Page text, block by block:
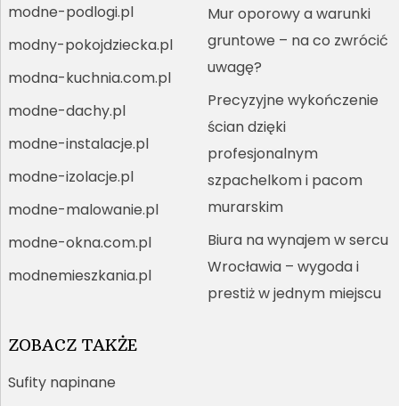
modne-podlogi.pl
modny-pokojdziecka.pl
modna-kuchnia.com.pl
modne-dachy.pl
modne-instalacje.pl
modne-izolacje.pl
modne-malowanie.pl
modne-okna.com.pl
modnemieszkania.pl
Mur oporowy a warunki
gruntowe – na co zwrócić
uwagę?
Precyzyjne wykończenie
ścian dzięki
profesjonalnym
szpachelkom i pacom
murarskim
Biura na wynajem w sercu
Wrocławia – wygoda i
prestiż w jednym miejscu
ZOBACZ TAKŻE
Sufity napinane